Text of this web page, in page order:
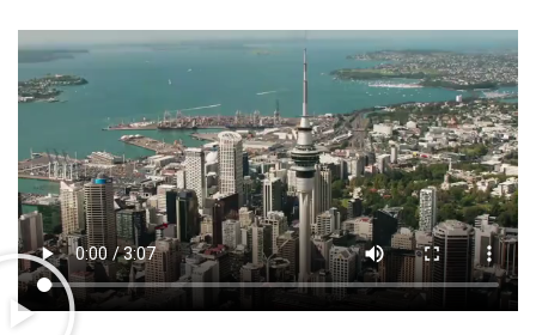
13650.0000
11000.0000
13650.0000
AUD/PHP
38.0000